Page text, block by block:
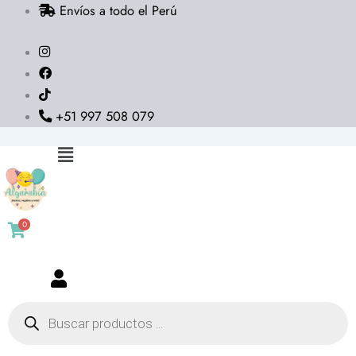
contenido
Envíos a todo el Perú
+51 997 508 079
Flyout
0
productos